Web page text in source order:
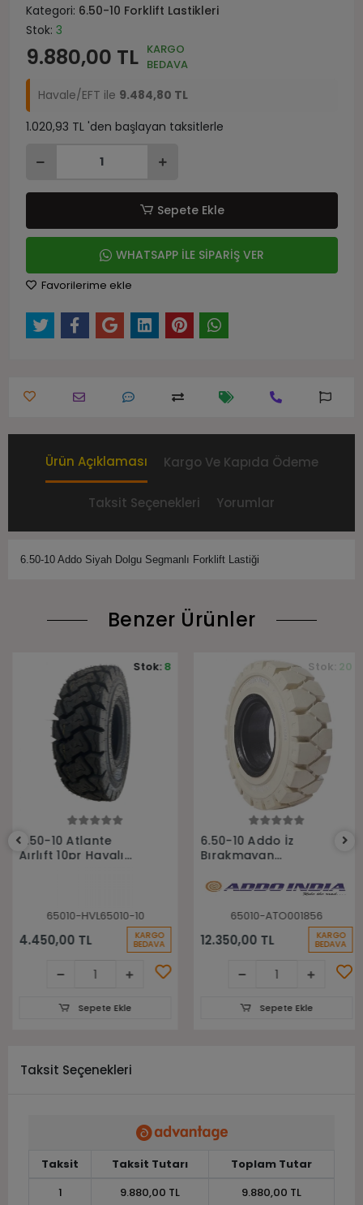
Kategori: 6.50-10 Forklift Lastikleri
Stok: 3
9.880,00 TL KARGO
BEDAVA
Havale/EFT ile 9.484,80 TL
1.020,93 TL 'den başlayan taksitlerle
Sepete Ekle
WHATSAPP İLE SİPARİŞ VER
Favorilerime ekle
Ürün Açıklaması Kargo Ve Kapıda Ödeme
Taksit Seçenekleri Yorumlar
6.50-10 Addo Siyah Dolgu Segmanlı Forklift Lastiği
Benzer Ürünler
6.50-10 Atlante
Aırlıft 10pr Havalı
65010-HVL65010-10
4.450,00 TL KARGO
BEDAVA
Stok:8
Sepete Ekle
6.50-10 Addo İz
Bırakmayan
Forklift Lastiği
65010-ATO001856
12.350,00 TL KARGO
BEDAVA
Stok: 20
Sepete Ekle
Taksit Seçenekleri
Taksit Taksit Tutarı
Toplam Tutar
1
9.880,00 TL 9.880,00 TL